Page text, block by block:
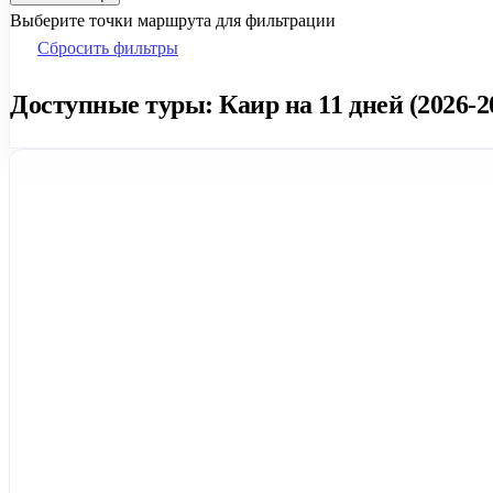
Выберите точки маршрута для фильтрации
Сбросить фильтры
Доступные туры: Каир на 11 дней (2026-